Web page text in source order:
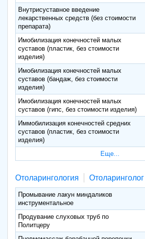
Внутрисуставное введение
лекарственных средств (без стоимости
препарата)
Имобилизация конечностей малых
суставов (пластик, без стоимости
изделия)
Имобилизация конечностей малых
суставов (бандаж, без стоимости
изделия)
Имобилизация конечностей малых
суставов (гипс, без стоимости изделия)
Иммобилизация конечностей средних
суставов (пластик, без стоимости
изделия)
Еще...
Отоларингология Отоларинголог
Промывание лакун миндаликов
инструментальное
Продувание слуховых труб по
Политцеру